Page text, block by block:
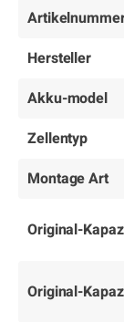
Hersteller
Akku-model
Zellentyp
Montage Art
Original-
Original-